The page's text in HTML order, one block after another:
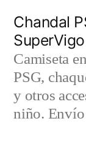
contenido
Chandal
SuperVigo
Camiseta
PSG,
y otros
niño. Envío